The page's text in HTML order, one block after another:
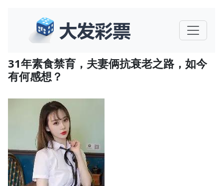
31年素食禁育，夫妻俩抗衰老之路，如今
有何感想？